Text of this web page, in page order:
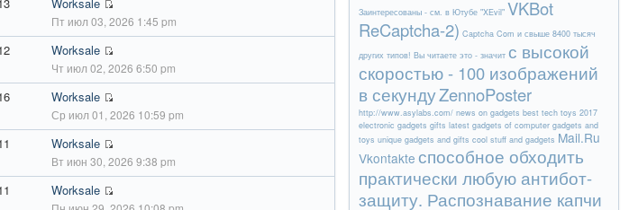
Пт июл 03, 2026 1:45 pm
Worksale
Чт июл 02, 2026 6:50 pm
Worksale
Ср июл 01, 2026 10:59 pm
Worksale
Вт июн 30, 2026 9:38 pm
Worksale
Заинтересованы - см. в Ютубе "XEvil" VKBot
ReCaptcha-2) Captcha Com и свыше 8400 тысяч
других типов! Вы читаете это - значит с высокой
скоростью - 100 изображений
в секундуZennoPoster
http://www.asylabs.com/ news on gadgets best tech toys 2017
electronic gadgets gifts latest gadgets of computer gadgets and
toys unique gadgets and gifts cool stuff and gadgets Mail.Ru
Vkontakte способное обходить
практически любую антибот-
защиту. Распознавание капчи